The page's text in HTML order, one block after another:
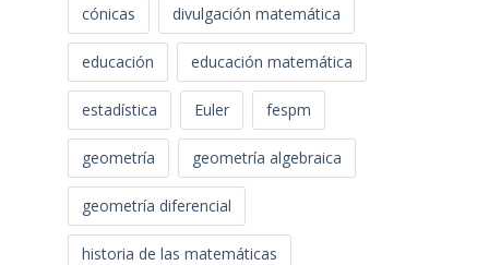
cónicas divulgación matemática
educación educación matemática
estadística Euler fespm
geometría geometría algebraica
geometría diferencial
historia de las matemáticas